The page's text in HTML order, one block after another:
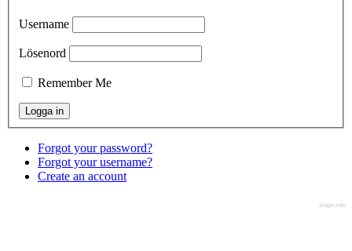
Username
Lösenord
Remember Me
Forgot your password?
Forgot your username?
Create an account
slogin.info